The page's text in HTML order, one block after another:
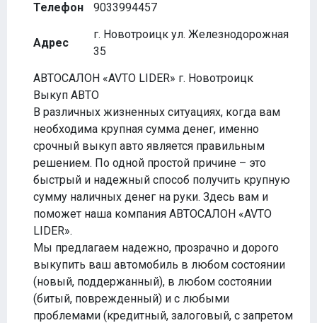
Телефон 9033994457
Адрес
г. Новотроицк ул. Железнодорожная
35
АВТОСАЛОН «AVTO LIDER» г. Новотроицк
Выкуп АВТО
В различных жизненных ситуациях, когда вам
необходима крупная сумма денег, именно
срочный выкуп авто является правильным
решением. По одной простой причине – это
быстрый и надежный способ получить крупную
сумму наличных денег на руки. Здесь вам и
поможет наша компания АВТОСАЛОН «AVTO
LIDER».
Мы предлагаем надежно, прозрачно и дорого
выкупить ваш автомобиль в любом состоянии
(новый, поддержанный), в любом состоянии
(битый, поврежденный) и с любыми
проблемами (кредитный, залоговый, с запретом